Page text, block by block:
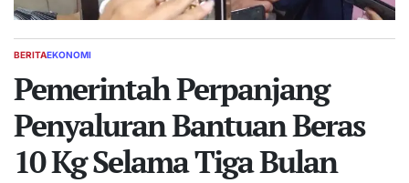
POSTED
BERITAEKONOMI
Pemerintah Perpanjang
Penyaluran Bantuan Beras
10 Kg Selama Tiga Bulan